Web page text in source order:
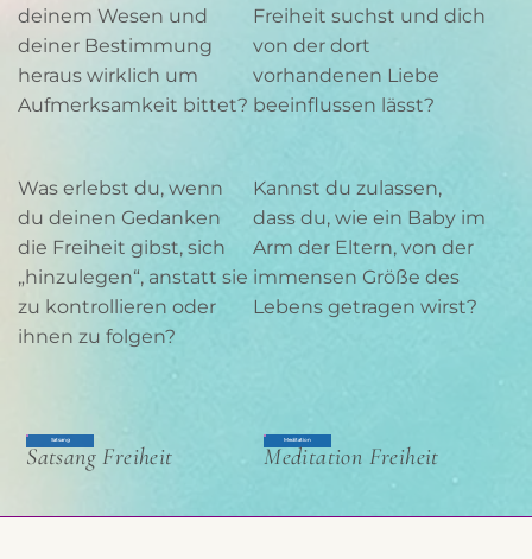
Satsang
Satsang Freiheit
Meditation
Meditation Freiheit
deinem Wesen und
deiner Bestimmung
heraus wirklich um
Aufmerksamkeit bittet?
Freiheit suchst und dich
von der dort
vorhandenen Liebe
beeinflussen lässt?
Was erlebst du, wenn
du deinen Gedanken
die Freiheit gibst, sich
„hinzulegen“, anstatt sie
zu kontrollieren oder
ihnen zu folgen?
Kannst du zulassen,
dass du, wie ein Baby im
Arm der Eltern, von der
immensen Größe des
Lebens getragen wirst?